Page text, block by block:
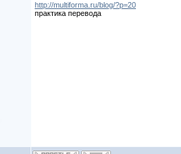
http://multiforma.ru/blog/?p=20
практика перевода